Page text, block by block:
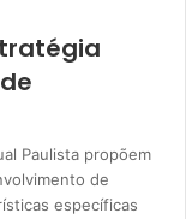
Paulista propõem
de
específicas